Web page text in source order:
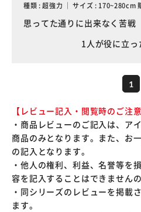
種類 : 超強力 ｜ サイズ : 170~280cm
思ってた通りに出来なく苦戦
1人が役に立
1
【レビュー記入・閲覧時のご注意
・商品レビューのご記入は、ア
商品のみとなります。また、お
の記入となります。
・他人の権利、利益、名誉等を
容を記入することはできません
・同シリーズのレビューを掲載
ます。